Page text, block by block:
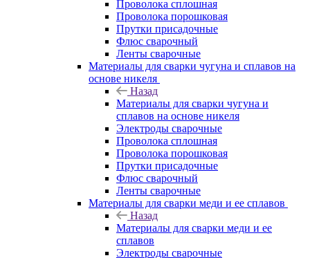
Проволока сплошная
Проволока порошковая
Прутки присадочные
Флюс сварочный
Ленты сварочные
Материалы для сварки чугуна и сплавов на
основе никеля
Назад
Материалы для сварки чугуна и
сплавов на основе никеля
Электроды сварочные
Проволока сплошная
Проволока порошковая
Прутки присадочные
Флюс сварочный
Ленты сварочные
Материалы для сварки меди и ее сплавов
Назад
Материалы для сварки меди и ее
сплавов
Электроды сварочные